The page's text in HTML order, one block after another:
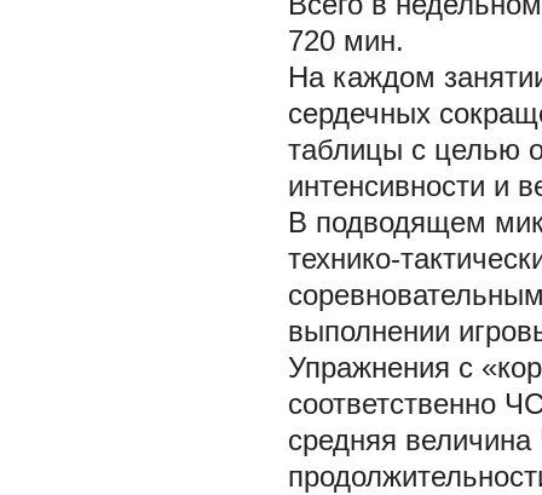
720 мин.
На каждом
сердечных
таблицы с целью
интенсивности и
В подводящем
технико-
выполнении
Упражнения с
соответственно
средняя